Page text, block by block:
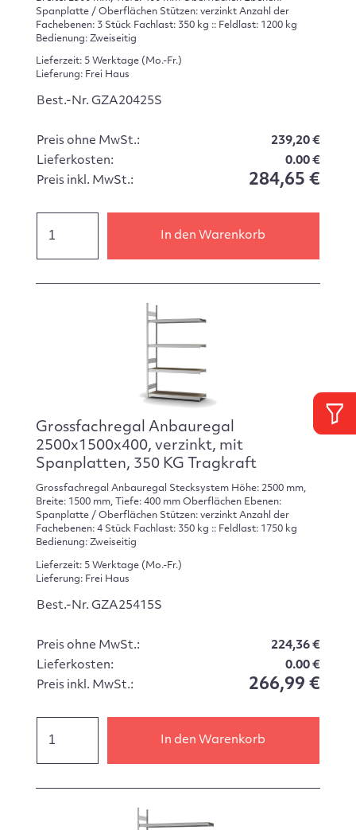
Spanplatte / Oberflächen Stützen: verzinkt Anzahl der
Fachebenen: 3 Stück Fachlast: 350 kg :: Feldlast: 1200 kg
Bedienung: Zweiseitig
Lieferzeit: 5 Werktage (Mo.-Fr.)
Lieferung: Frei Haus
Best.-Nr. GZA20425S
Preis ohne MwSt.:
239,20 €
Lieferkosten:
0.00 €
Preis inkl. MwSt.:
284,65 €
In den Warenkorb
Grossfachregal Anbauregal
2500x1500x400, verzinkt, mit
Spanplatten, 350 KG Tragkraft
Grossfachregal Anbauregal Stecksystem Höhe: 2500 mm,
Breite: 1500 mm, Tiefe: 400 mm Oberflächen Ebenen:
Spanplatte / Oberflächen Stützen: verzinkt Anzahl der
Fachebenen: 4 Stück Fachlast: 350 kg :: Feldlast: 1750 kg
Bedienung: Zweiseitig
Lieferzeit: 5 Werktage (Mo.-Fr.)
Lieferung: Frei Haus
Best.-Nr. GZA25415S
Preis ohne MwSt.:
224,36 €
Lieferkosten:
0.00 €
Preis inkl. MwSt.:
266,99 €
In den Warenkorb